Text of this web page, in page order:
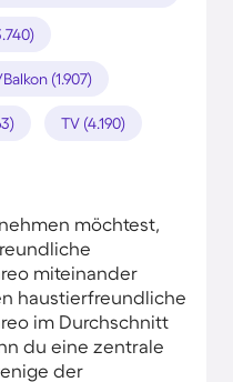
(1.907)
TV (4.190)
möchtest,
miteinander
haustierfreundliche
im Durchschnitt
du eine zentrale
der